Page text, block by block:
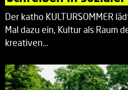
Der katho KULTURSOMMER
Mal dazu ein, Kultur als Raum
kreativen…